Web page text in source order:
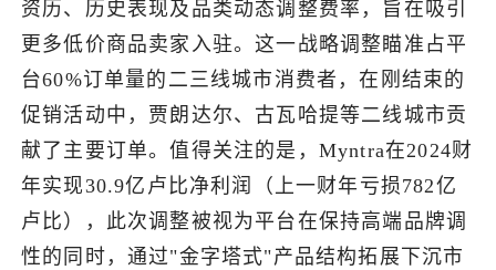
跨境报告
出海导航
出海交流群
了解出海网
资历、历史表现及品类动态调整费率，旨在吸引
更多低价商品卖家入驻。这一战略调整瞄准占平
台60%订单量的二三线城市消费者，在刚结束的
促销活动中，贾朗达尔、古瓦哈提等二线城市贡
献了主要订单。值得关注的是，Myntra在2024财
年实现30.9亿卢比净利润（上一财年亏损782亿
卢比），此次调整被视为平台在保持高端品牌调
性的同时，通过"金字塔式"产品结构拓展下沉市